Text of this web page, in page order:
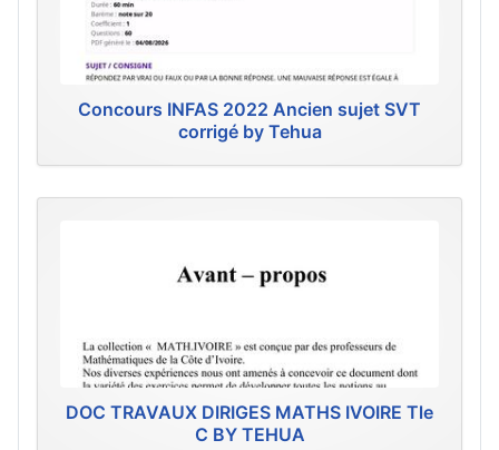
Concours INFAS 2022 Ancien sujet SVT
corrigé by Tehua
DOC TRAVAUX DIRIGES MATHS IVOIRE Tle
C BY TEHUA